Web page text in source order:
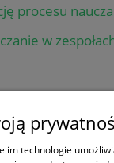
procesu
w
im technologie